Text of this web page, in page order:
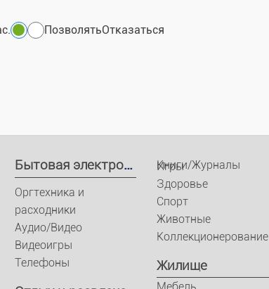
ПозволятьОтказаться
Бытовая электроника
Оргтехника и
расходники
Аудио/Видео
Видеоигры
Телефоны
Книги/Журналы
Игры
Здоровье
Спорт
Животные
Коллекционерование
Жилище